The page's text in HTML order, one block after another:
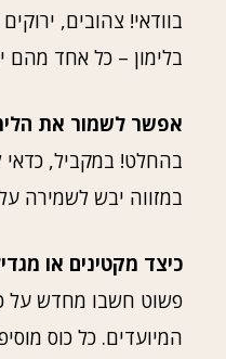
בוודאי! צהובים,
בלימון – כל אחד מהם
אפשר לשמור את
בהחלט! במקביל,
במזווה יבש לשמירה
כיצד מקטינים או
פשוט חשבו מחדש על
המיועדים. כל כוס